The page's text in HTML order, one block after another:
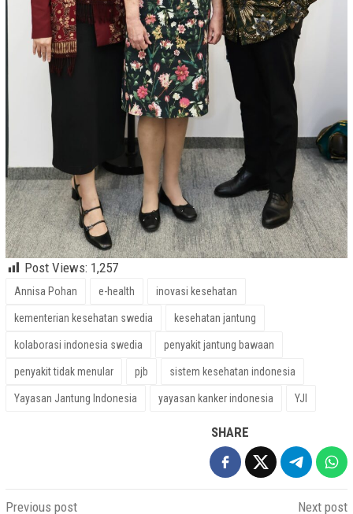
Post Views: 1,257
Annisa Pohan e-health inovasi kesehatan
kementerian kesehatan swedia kesehatan jantung
kolaborasi indonesia swedia penyakit jantung bawaan
penyakit tidak menular pjb sistem kesehatan indonesia
Yayasan Jantung Indonesia yayasan kanker indonesia YJI
SHARE
Post
Previous post
Next post